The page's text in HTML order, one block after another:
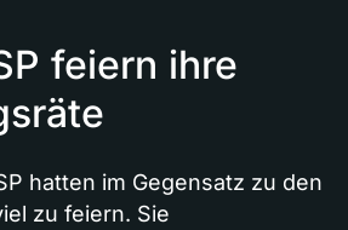
feiern ihre
hatten im Gegensatz zu den
zu feiern. Sie